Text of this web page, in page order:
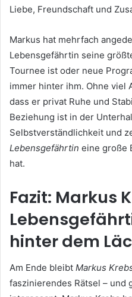
Liebe, Freundschaft und
Markus hat mehrfach
Lebensgefährtin seine
Tournee ist oder neue
immer hinter ihm. Ohne viel
dass er privat Ruhe und
Beziehung ist in der
Selbstverständlichkeit und
Lebensgefährtin eine große
hat.
Fazit: Markus
hinter dem
Am Ende bleibt Markus
faszinierendes Rätsel – und